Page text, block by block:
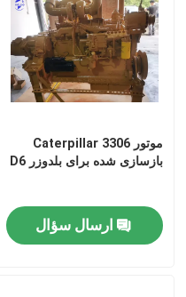
موتور Caterpillar 3306
بازسازی شده برای بلدوزر D6
ارسال سؤال